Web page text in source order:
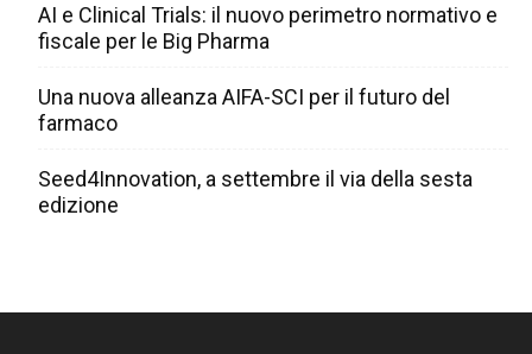
AI e Clinical Trials: il nuovo perimetro normativo e
fiscale per le Big Pharma
Una nuova alleanza AIFA-SCI per il futuro del
farmaco
Seed4Innovation, a settembre il via della sesta
edizione